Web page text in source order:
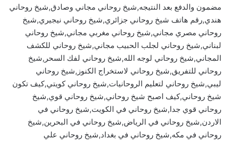
مضمون والدفع بعد النتيجه,شيخ روحاني مجاني وصادق,شيخ روحاني
هندي,رقم هاتف شيخ روحاني جزائري,شيخ روحاني نيجيري,شيخ
روحاني مصري مجاني,شيخ روحاني مغربي مجاني,شيخ روحاني
لبناني,شيخ روحاني لجلب الحبيب مجاني,شيخ روحاني للكشف
المجاني,شيخ روحاني لوجه الله,شيخ روحاني لفك السحر,شيخ
روحاني للتفريق,شيخ روحاني لاستخراج الكنوز,شيخ روحاني
ليبي,شيخ روحاني لتعليم الروحانيات,شيخ روحاني كويتي,كيف تكون
شيخ روحاني,كيف اصبح شيخ روحاني,شيخ روحاني قوي,شيخ
روحاني قوي جدا,شيخ روحاني في الكويت,شيخ روحاني في
الاردن,شيخ روحاني في الرياض,شيخ روحاني في البحرين,شيخ
روحاني في مكه,شيخ روحاني في بغداد,شيخ روحاني علي